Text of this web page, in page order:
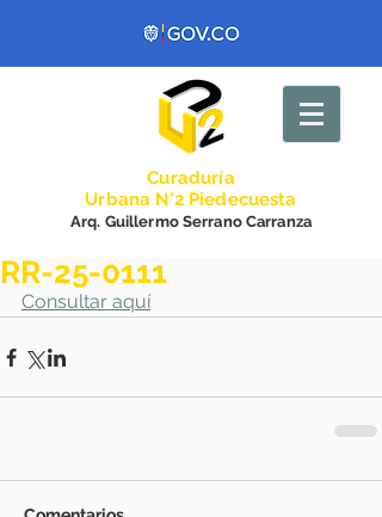
Curaduría
Urbana N°2 Piedecuesta
Arq. Guillermo Serrano Carranza
RR-25-0111
Consultar aquí